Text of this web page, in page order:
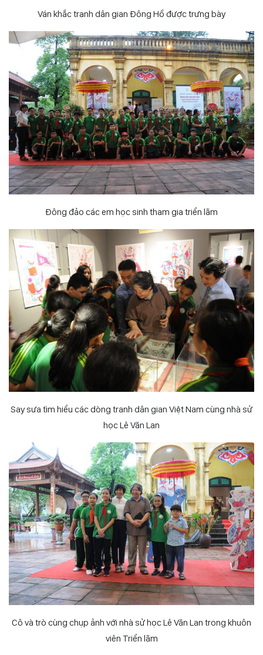
Ván khắc tranh dân gian Đông Hồ được trưng bày
Đông đảo các em học sinh tham gia triển lãm
Say sưa tìm hiểu các dòng tranh dân gian Việt Nam cùng nhà sử
học Lê Văn Lan
Cô và trò cùng chụp ảnh với nhà sử học Lê Văn Lan trong khuôn
viên Triển lãm